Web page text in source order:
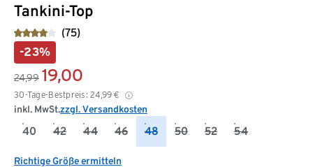
Tankini-Top
(75)
-23%
24,99 19,00
30-Tage-Bestpreis: 24,99 €
inkl. MwSt.zzgl. Versandkosten
40 42 44 46 48 50 52 54
Richtige Größe ermitteln